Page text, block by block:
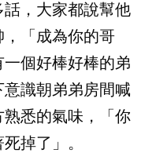
，大家都說幫他
「成為你的哥
個好棒好棒的弟
識朝弟弟房間喊
悉的氣味，「你
掉了」。